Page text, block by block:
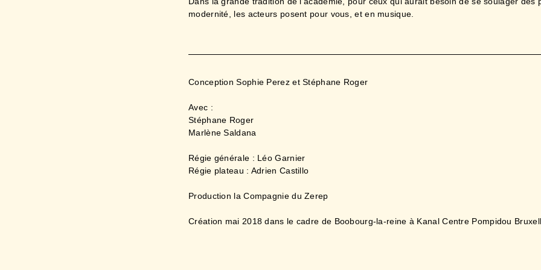
modernité, les acteurs posent pour vous, et en musique.
Conception Sophie Perez et Stéphane Roger
Avec :
Stéphane Roger
Marlène Saldana
Régie générale : Léo Garnier
Régie plateau : Adrien Castillo
Production la Compagnie du Zerep
Création mai 2018 dans le cadre de Boobourg-la-reine à Kanal Centre Pompidou